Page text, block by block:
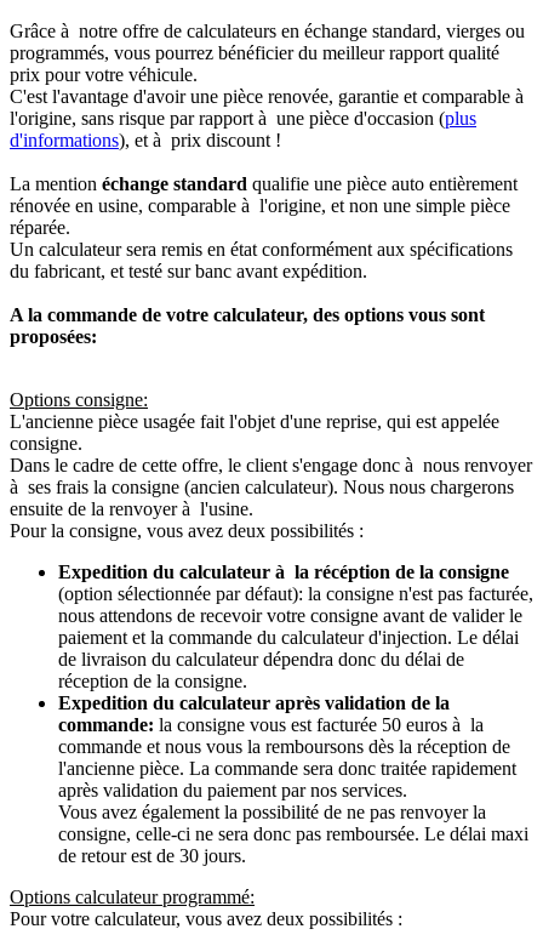
Grâce à notre offre de calculateurs en échange standard, vierges ou
programmés, vous pourrez bénéficier du meilleur rapport qualité
prix pour votre véhicule.
C'est l'avantage d'avoir une pièce renovée, garantie et comparable à
l'origine, sans risque par rapport à une pièce d'occasion (plus
d'informations), et à prix discount !
La mention échange standard qualifie une pièce auto entièrement
rénovée en usine, comparable à l'origine, et non une simple pièce
réparée.
Un calculateur sera remis en état conformément aux spécifications
du fabricant, et testé sur banc avant expédition.
A la commande de votre calculateur, des options vous sont
proposées:
Options consigne:
L'ancienne pièce usagée fait l'objet d'une reprise, qui est appelée
consigne.
Dans le cadre de cette offre, le client s'engage donc à nous renvoyer
à ses frais la consigne (ancien calculateur). Nous nous chargerons
ensuite de la renvoyer à l'usine.
Pour la consigne, vous avez deux possibilités :
Expedition du calculateur à la récéption de la consigne
(option sélectionnée par défaut): la consigne n'est pas facturée,
nous attendons de recevoir votre consigne avant de valider le
paiement et la commande du calculateur d'injection. Le délai
de livraison du calculateur dépendra donc du délai de
réception de la consigne.
Expedition du calculateur après validation de la
commande: la consigne vous est facturée 50 euros à la
commande et nous vous la remboursons dès la réception de
l'ancienne pièce. La commande sera donc traitée rapidement
après validation du paiement par nos services.
Vous avez également la possibilité de ne pas renvoyer la
consigne, celle-ci ne sera donc pas remboursée. Le délai maxi
de retour est de 30 jours.
Options calculateur programmé:
Pour votre calculateur, vous avez deux possibilités :